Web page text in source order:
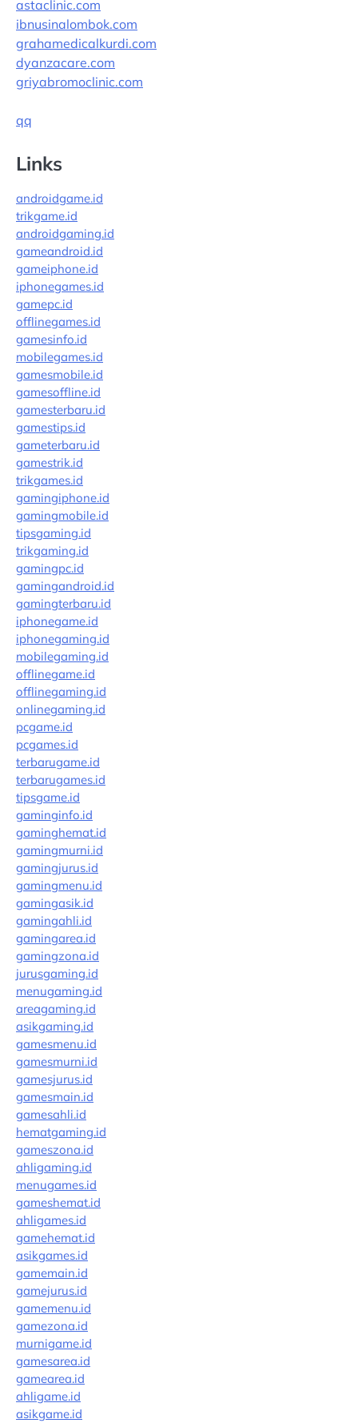
astaclinic.com
ibnusinalombok.com
grahamedicalkurdi.com
dyanzacare.com
griyabromoclinic.com
qq
Links
androidgame.id
trikgame.id
androidgaming.id
gameandroid.id
gameiphone.id
iphonegames.id
gamepc.id
offlinegames.id
gamesinfo.id
mobilegames.id
gamesmobile.id
gamesoffline.id
gamesterbaru.id
gamestips.id
gameterbaru.id
gamestrik.id
trikgames.id
gamingiphone.id
gamingmobile.id
tipsgaming.id
trikgaming.id
gamingpc.id
gamingandroid.id
gamingterbaru.id
iphonegame.id
iphonegaming.id
mobilegaming.id
offlinegame.id
offlinegaming.id
onlinegaming.id
pcgame.id
pcgames.id
terbarugame.id
terbarugames.id
tipsgame.id
gaminginfo.id
gaminghemat.id
gamingmurni.id
gamingjurus.id
gamingmenu.id
gamingasik.id
gamingahli.id
gamingarea.id
gamingzona.id
jurusgaming.id
menugaming.id
areagaming.id
asikgaming.id
gamesmenu.id
gamesmurni.id
gamesjurus.id
gamesmain.id
gamesahli.id
hematgaming.id
gameszona.id
ahligaming.id
menugames.id
gameshemat.id
ahligames.id
gamehemat.id
asikgames.id
gamemain.id
gamejurus.id
gamemenu.id
gamezona.id
murnigame.id
gamesarea.id
gamearea.id
ahligame.id
asikgame.id